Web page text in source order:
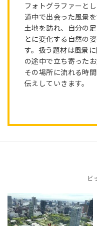
フォトグラファーと
道中で出会った風景
土地を訪れ、自分の
とに変化する自然の
す。扱う題材は風景
の途中で立ち寄った
その場所に流れる時
伝えしていきます。
ピ